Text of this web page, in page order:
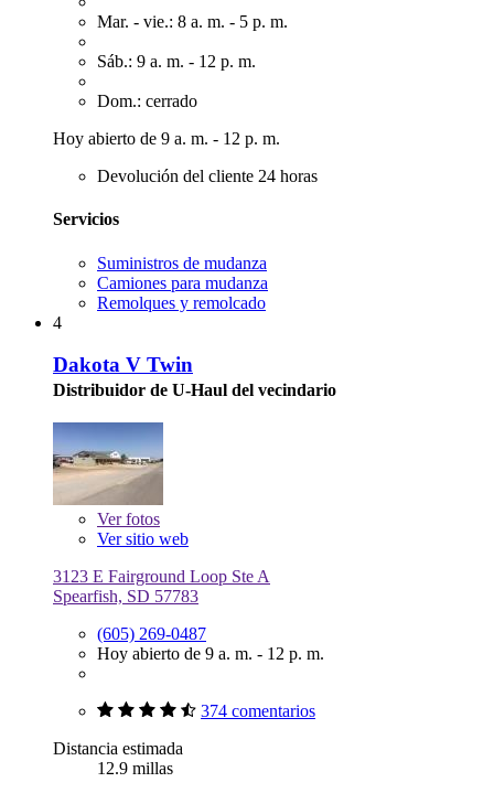
Mar. - vie.: 8 a. m. - 5 p. m.
Sáb.: 9 a. m. - 12 p. m.
Dom.: cerrado
Hoy abierto de 9 a. m. - 12 p. m.
Devolución del cliente 24 horas
Servicios
Suministros de mudanza
Camiones para mudanza
Remolques y remolcado
4
Dakota V Twin
Distribuidor de U-Haul del vecindario
Verfotos
Ver sitio web
3123 E Fairground Loop Ste A
Spearfish, SD 57783
(605) 269-0487
Hoy abierto de 9 a. m. - 12 p. m.
374 comentarios
Distancia estimada
12.9 millas